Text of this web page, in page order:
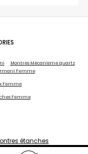
Montres Mécanisme quartz
Femme
Femme
Femme
étanches